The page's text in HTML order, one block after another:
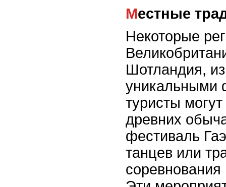
Местные
Некоторые
Шотландия,
уникальными
туристы
древних
фестиваль
танцев или
соревнования